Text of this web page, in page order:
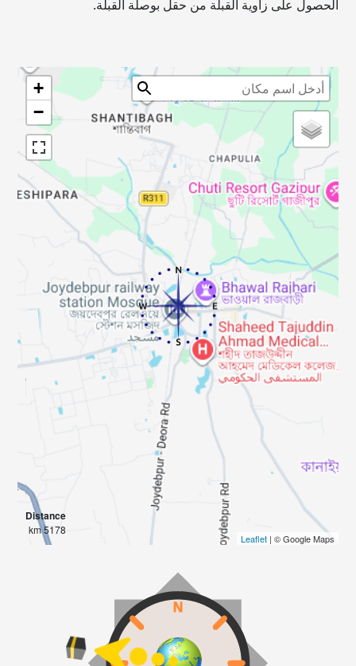
الحصول على زاوية القبلة من حقل بوصلة القبلة.
+
−
Distance
5178 km
Leaflet| © Google Maps